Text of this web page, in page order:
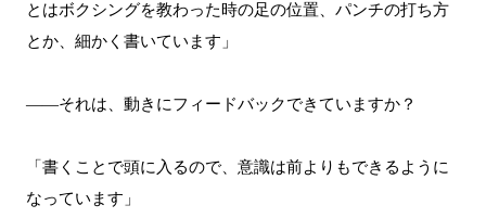
とはボクシングを教わった時の足の位置、パンチの打ち方
とか、細かく書いています」
――それは、動きにフィードバックできていますか？
「書くことで頭に入るので、意識は前よりもできるように
なっています」